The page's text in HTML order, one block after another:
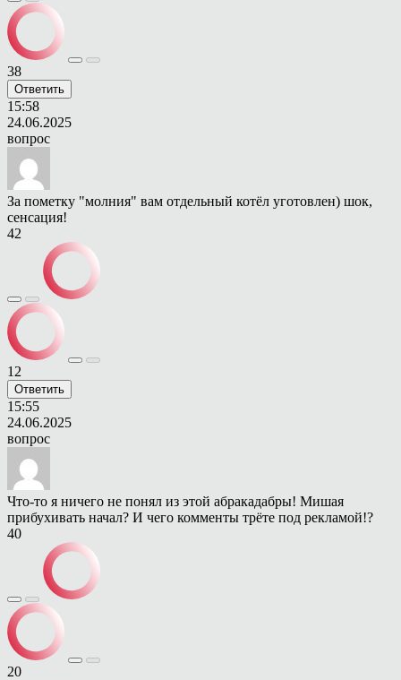
38
Ответить
15:58
24.06.2025
вопрос
За пометку "молния" вам отдельный котёл уготовлен) шок,
сенсация!
42
12
Ответить
15:55
24.06.2025
вопрос
Что-то я ничего не понял из этой абракадабры! Мишая
прибухивать начал? И чего комменты трёте под рекламой!?
40
20